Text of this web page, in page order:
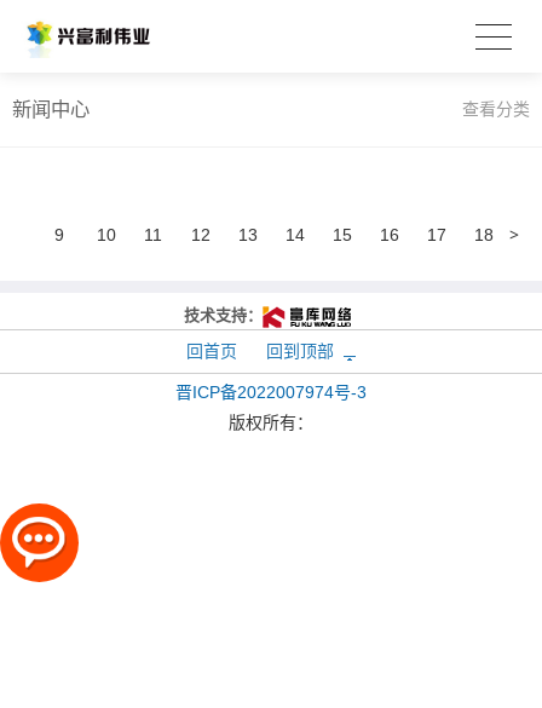
新闻中心 查看分类
9 10 11 12 13 14 15 16 17 18 >
技术支持：
回首页 回到顶部
晋ICP备2022007974号-3
版权所有：